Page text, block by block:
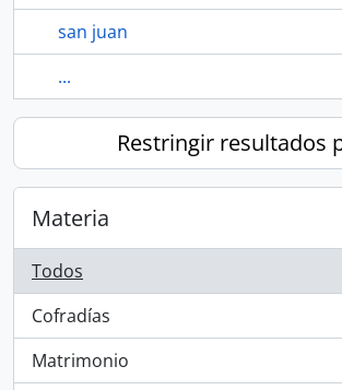
san juan
...
Restringir resultados
Materia
Todos
Cofradías
, 1 resultados
Matrimonio
, 1 resultados